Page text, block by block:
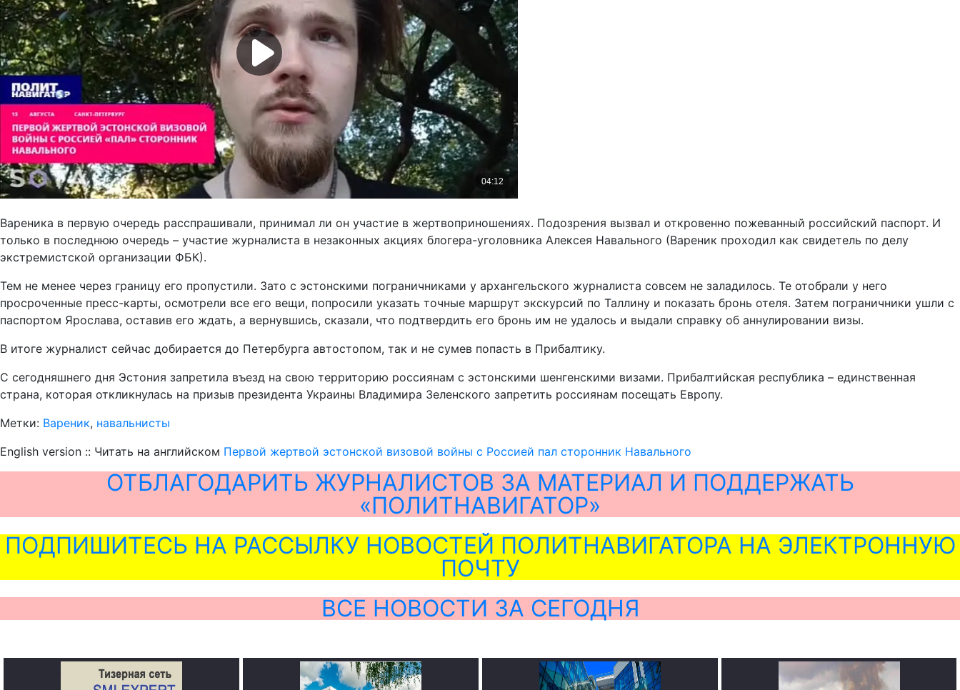
Вареника в первую очередь расспрашивали, принимал ли он участие в жертвоприношениях. Подозрения вызвал и откровенно пожеванный российский паспорт. И
только в последнюю очередь – участие журналиста в незаконных акциях блогера-уголовника Алексея Навального (Вареник проходил как свидетель по делу
экстремистской организации ФБК).
Тем не менее через границу его пропустили. Зато с эстонскими пограничниками у архангельского журналиста совсем не заладилось. Те отобрали у него
просроченные пресс-карты, осмотрели все его вещи, попросили указать точные маршрут экскурсий по Таллину и показать бронь отеля. Затем пограничники ушли с
паспортом Ярослава, оставив его ждать, а вернувшись, сказали, что подтвердить его бронь им не удалось и выдали справку об аннулировании визы.
В итоге журналист сейчас добирается до Петербурга автостопом, так и не сумев попасть в Прибалтику.
С сегодняшнего дня Эстония запретила въезд на свою территорию россиянам с эстонскими шенгенскими визами. Прибалтийская республика – единственная
страна, которая откликнулась на призыв президента Украины Владимира Зеленского запретить россиянам посещать Европу.
Метки: Вареник, навальнисты
English version :: Читать на английском Первой жертвой эстонской визовой войны с Россией пал сторонник Навального
ОТБЛАГОДАРИТЬ ЖУРНАЛИСТОВ ЗА МАТЕРИАЛ И ПОДДЕРЖАТЬ
«ПОЛИТНАВИГАТОР»
ПОДПИШИТЕСЬ НА РАССЫЛКУ НОВОСТЕЙ ПОЛИТНАВИГАТОРА НА ЭЛЕКТРОННУЮ
ПОЧТУ
ВСЕ НОВОСТИ ЗА СЕГОДНЯ